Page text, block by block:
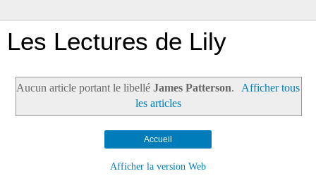
Les Lectures de Lily
Aucun article portant le libellé James Patterson.
Afficher tous
les articles
Accueil
Afficher la version Web